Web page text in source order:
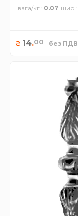
вага/кг. 0.07 шир.
₴ 14.00 без ПДВ